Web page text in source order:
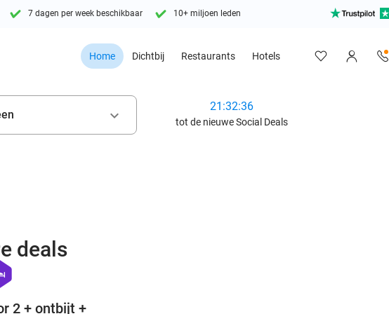
7 dagen per week beschikbaar 10+ miljoen leden
Home Dichtbij Restaurants Hotels
keyboard_arrow_down
21:32:35
tot de nieuwe Social Deals
deals
2 + ontbijt +